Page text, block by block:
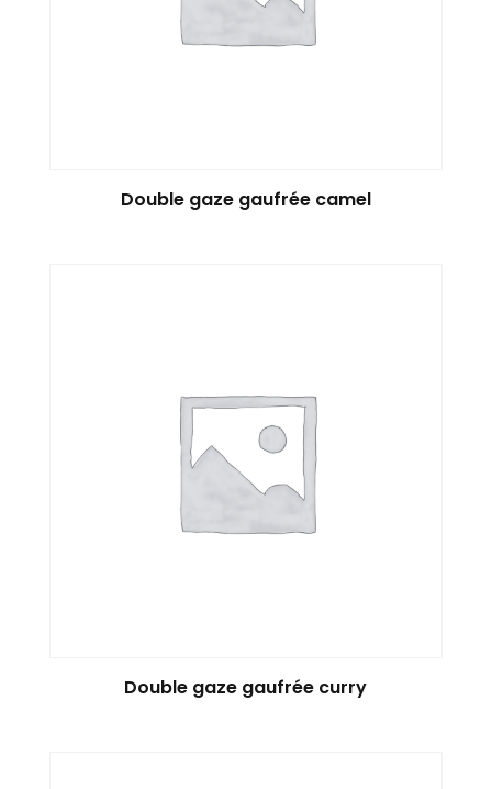
Double gaze gaufrée camel
Double gaze gaufrée curry